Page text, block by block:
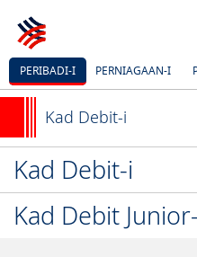
PERIBADI-I PERNIAGAAN-I
Kad Debit-i
Kad Debit-i
Kad Debit